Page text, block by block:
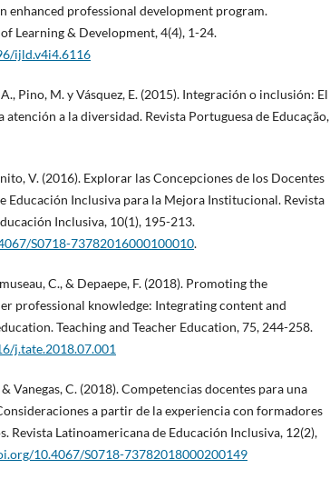
enhanced professional development program.
Learning & Development, 4(4), 1-24.
ijld.v4i4.6116
Pino, M. y Vásquez, E. (2015). Integración o inclusión: El
atención a la diversidad. Revista Portuguesa de Educação,
V. (2016). Explorar las Concepciones de los Docentes
Educación Inclusiva para la Mejora Institucional. Revista
Inclusiva, 10(1), 195-213.
S0718-73782016000100010.
C., & Depaepe, F. (2018). Promoting the
professional knowledge: Integrating content and
Teaching and Teacher Education, 75, 244-258.
j.tate.2018.07.001
Vanegas, C. (2018). Competencias docentes para una
a partir de la experiencia con formadores
Revista Latinoamericana de Educación Inclusiva, 12(2),
10.4067/S0718-73782018000200149